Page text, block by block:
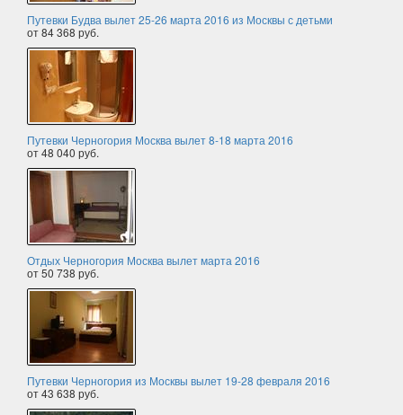
Путевки Будва вылет 25-26 марта 2016 из Москвы с детьми
от 84 368 руб.
Путевки Черногория Москва вылет 8-18 марта 2016
от 48 040 руб.
Отдых Черногория Москва вылет марта 2016
от 50 738 руб.
Путевки Черногория из Москвы вылет 19-28 февраля 2016
от 43 638 руб.